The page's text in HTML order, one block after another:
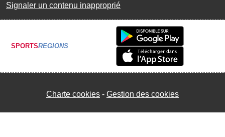
Signaler un contenu inapproprié
SPORTSREGIONS
Charte cookies Gestion des cookies